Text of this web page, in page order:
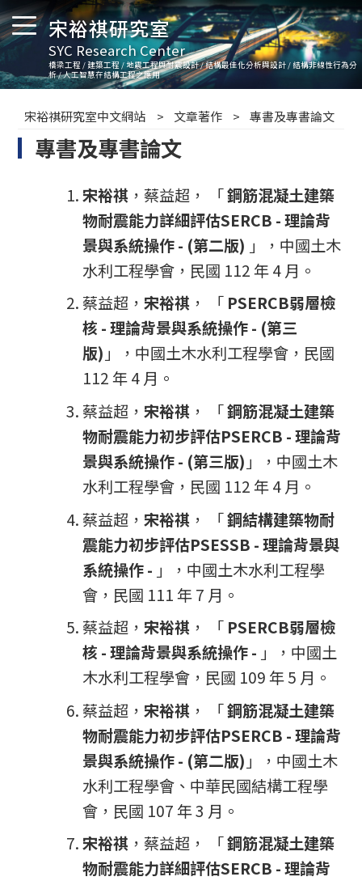
宋裕祺研究室
SYC Research Center
橋梁工程 / 建築工程 / 地震工程與耐震設計 / 結構最佳化分析與設計 / 結構非線性行為分
析 / 人工智慧在結構工程之應用
宋裕祺研究室中文網站 文章著作 專書及專書論文
專書及專書論文
宋裕祺 ，蔡益超， 「鋼筋混凝土建築
物耐震能力詳細評估SERCB - 理論背
景與系統操作 - (第二版) 」，中國土木
水利工程學會，民國 112 年 4 月。
蔡益超，宋裕祺 ， 「 PSERCB弱層檢
核 - 理論背景與系統操作 - (第三
版) 」，中國土木水利工程學會，民國
112 年 4 月。
蔡益超，宋裕祺 ， 「鋼筋混凝土建築
物耐震能力初步評估PSERCB - 理論背
景與系統操作 - (第三版) 」，中國土木
水利工程學會，民國 112 年 4 月。
蔡益超，宋裕祺 ， 「鋼結構建築物耐
震能力初步評估PSESSB - 理論背景與
系統操作 - 」，中國土木水利工程學
會，民國 111 年 7 月。
蔡益超，宋裕祺 ， 「 PSERCB弱層檢
核 - 理論背景與系統操作 - 」，中國土
木水利工程學會，民國 109 年 5 月。
蔡益超，宋裕祺 ， 「鋼筋混凝土建築
物耐震能力初步評估PSERCB - 理論背
景與系統操作 - (第二版) 」，中國土木
水利工程學會、中華民國結構工程學
會，民國 107 年 3 月。
宋裕祺 ，蔡益超， 「鋼筋混凝土建築
物耐震能力詳細評估SERCB - 理論背